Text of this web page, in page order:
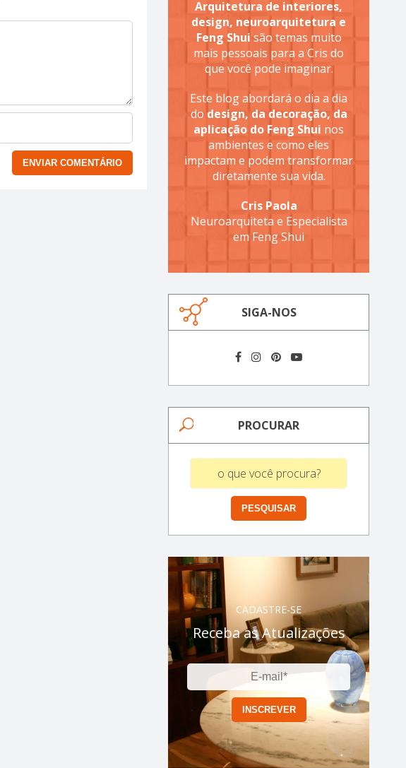
Arquitetura de interiores,
design, neuroarquitetura e
Feng Shui são temas muito
mais pessoais para a Cris do
que você pode imaginar.
Este blog abordará o dia a dia
do design, da decoração, da
aplicação do Feng Shui nos
ambientes e como eles
impactam e podem transformar
diretamente sua vida.
Cris Paola
Neuroarquiteta e Especialista
em Feng Shui
SIGA-NOS
PROCURAR
CADASTRE-SE
Receba as Atualizações